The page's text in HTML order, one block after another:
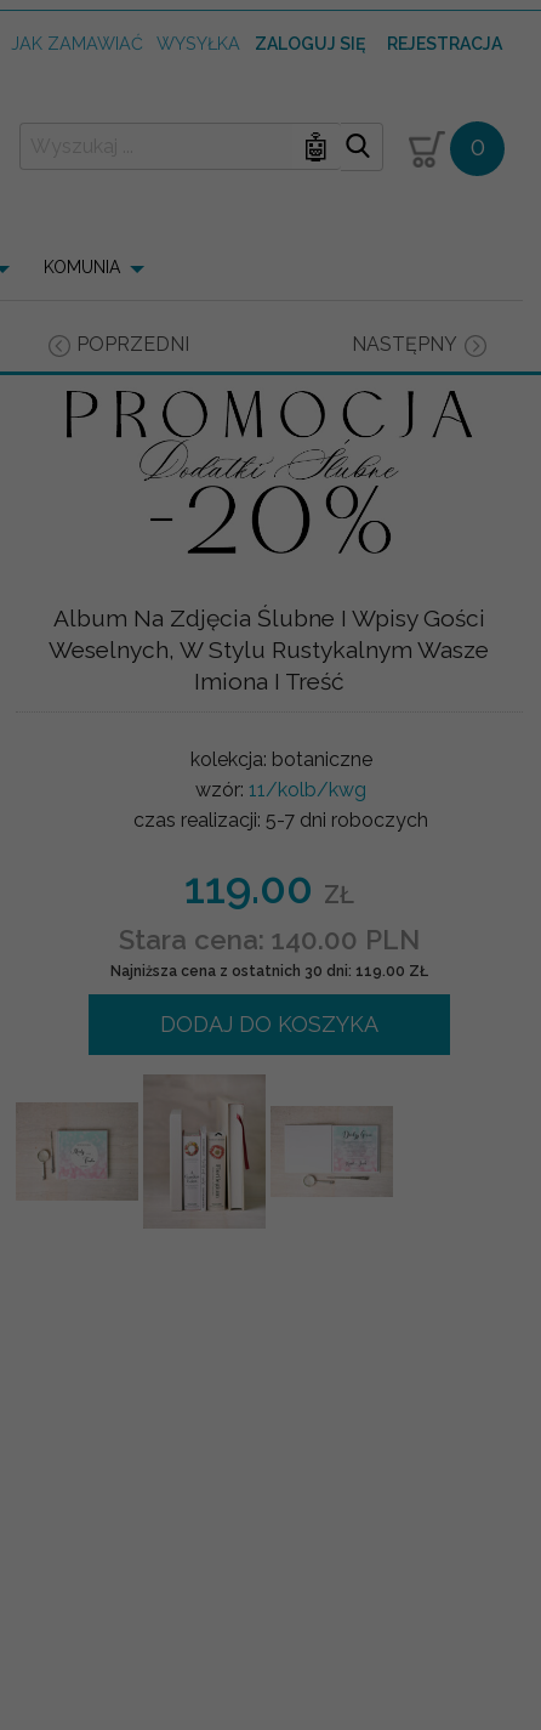
JAK ZAMAWIAĆ WYSYŁKA ZALOGUJ SIĘ REJESTRACJA
🤖 0
KOMUNIA
POPRZEDNI NASTĘPNY
Album Na Zdjęcia Ślubne I Wpisy Gości
Weselnych, W Stylu Rustykalnym Wasze
Imiona I Treść
kolekcja: botaniczne
wzór:11/kolb/kwg
czas realizacji: 5-7 dni roboczych
119.00 ZŁ
Stara cena: 140.00 PLN
Najniższa cena z ostatnich 30 dni: 119.00 ZŁ
DODAJ DO KOSZYKA